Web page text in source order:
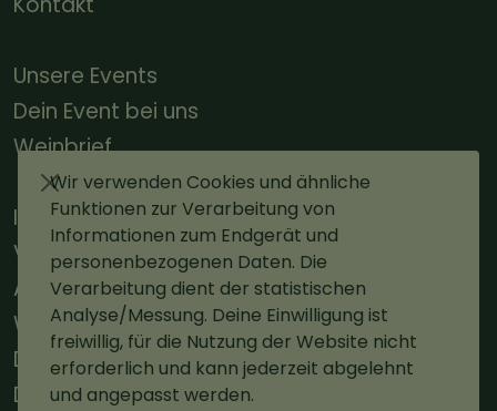
Wir verwenden Cookies und ähnliche
Funktionen zur Verarbeitung von
Informationen zum Endgerät und
personenbezogenen Daten. Die
Verarbeitung dient der statistischen
Analyse/Messung. Deine Einwilligung ist
freiwillig, für die Nutzung der Website nicht
erforderlich und kann jederzeit abgelehnt
und angepasst werden.
Unsere Events
Dein Event bei uns
Weinbrief
Impressum
Versand
AGBs
Widerruf
Datenschutz
Datenschutz Social Media